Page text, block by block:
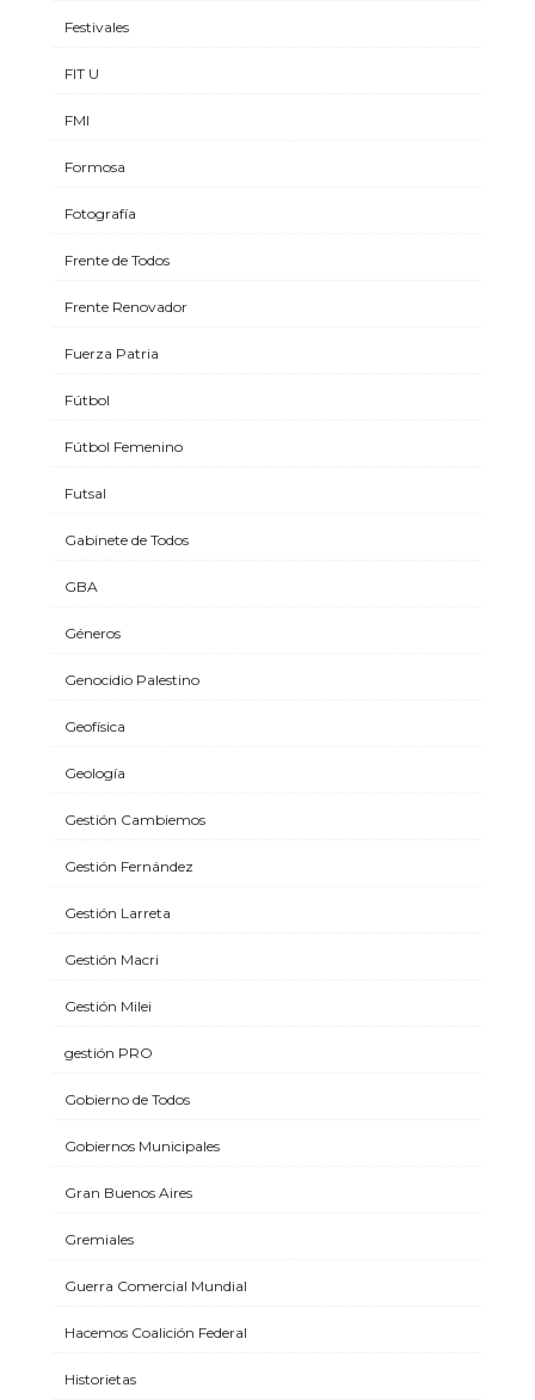
Festivales
FIT U
FMI
Formosa
Fotografía
Frente de Todos
Frente Renovador
Fuerza Patria
Fútbol
Fútbol Femenino
Futsal
Gabinete de Todos
GBA
Géneros
Genocidio Palestino
Geofísica
Geología
Gestión Cambiemos
Gestión Fernández
Gestión Larreta
Gestión Macri
Gestión Milei
gestión PRO
Gobierno de Todos
Gobiernos Municipales
Gran Buenos Aires
Gremiales
Guerra Comercial Mundial
Hacemos Coalición Federal
Historietas